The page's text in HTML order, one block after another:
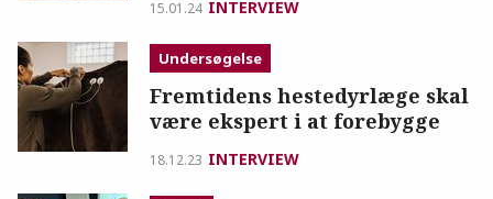
15.01.24 INTERVIEW
Undersøgelse
Fremtidens hestedyrlæge skal
være ekspert i at forebygge
18.12.23 INTERVIEW